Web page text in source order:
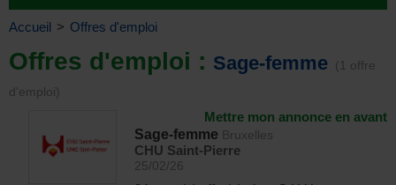
Accueil > Offres d'emploi
Offres d'emploi : Sage-femme (1 offre
d'emploi)
Mettre mon annonce en avant
Sage-femme Bruxelles
CHU Saint-Pierre
25/02/26